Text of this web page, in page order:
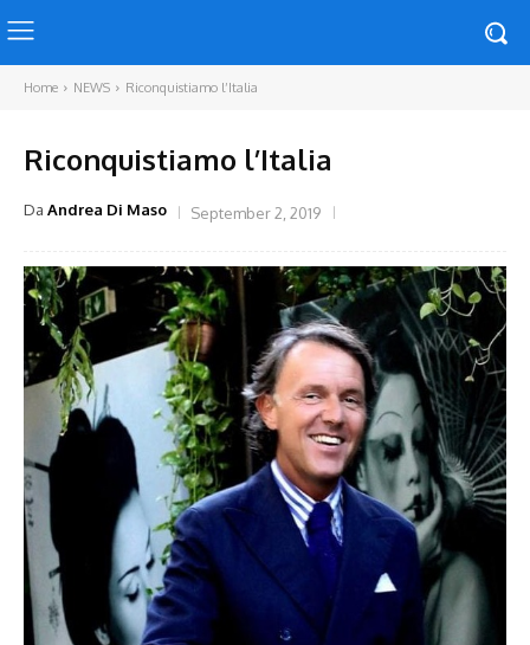
Home NEWS Riconquistiamo l’Italia
Riconquistiamo l’Italia
Da Andrea Di Maso September 2, 2019